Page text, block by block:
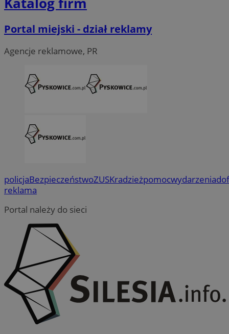
Portal miejski - dział reklamy
Agencje reklamowe, PR
policjaBezpieczeństwoZUSKradzieżpomocwydarzenia
reklama
Portal należy do sieci